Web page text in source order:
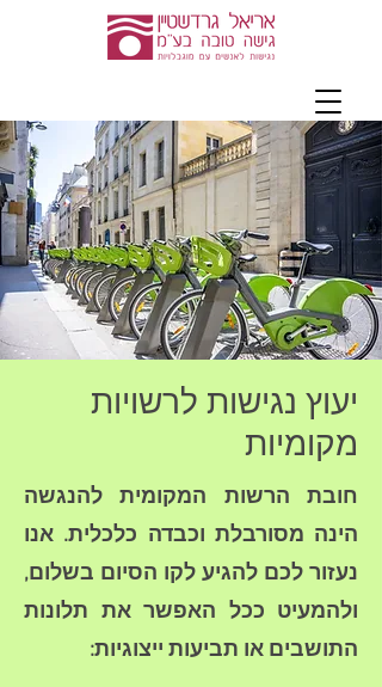
חובת הרשות המקומית להנגשה
הינה מסורבלת וכבדה כלכלית. אנו
נעזור לכם להגיע לקו הסיום בשלום,
ולהמעיט ככל האפשר את תלונות
התושבים או תביעות ייצוגיות:
יעוץ נגישות לרשויות
מקומיות